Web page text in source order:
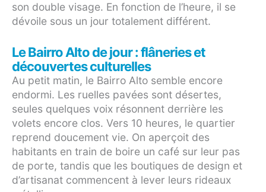
son double visage. En fonction de l’heure, il se
dévoile sous un jour totalement différent.
Le Bairro Alto de jour : flâneries et
découvertes culturelles
Au petit matin, le Bairro Alto semble encore
endormi. Les ruelles pavées sont désertes,
seules quelques voix résonnent derrière les
volets encore clos. Vers 10 heures, le quartier
reprend doucement vie. On aperçoit des
habitants en train de boire un café sur leur pas
de porte, tandis que les boutiques de design et
d’artisanat commencent à lever leurs rideaux